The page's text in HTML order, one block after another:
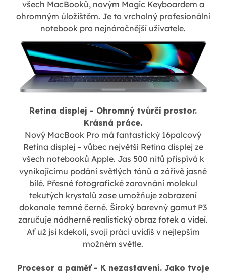
všech MacBooků, novým Magic Keyboardem a
ohromným úložištěm. Je to vrcholný profesionální
notebook pro nejnáročnější uživatele.
Retina displej - Ohromný tvůrčí prostor.
Krásná práce.
Nový MacBook Pro má fantastický 16palcový
Retina displej – vůbec největší Retina displej ze
všech notebooků Apple. Jas 500 nitů přispívá k
vynikajícímu podání světlých tónů a zářivě jasné
bílé. Přesné fotografické zarovnání molekul
tekutých krystalů zase umožňuje zobrazení
dokonale temné černé. Široký barevný gamut P3
zaručuje nádherně realistický obraz fotek a videí.
Ať už jsi kdekoli, svoji práci uvidíš v nejlepším
možném světle.
Procesor a paměť - K nezastavení. Jako tvoje